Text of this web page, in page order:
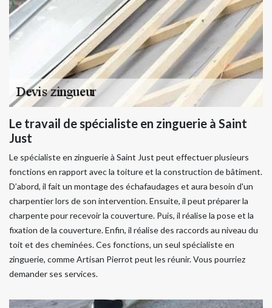
Le travail de spécialiste en zinguerie à Saint
Just
Le spécialiste en zinguerie à Saint Just peut effectuer plusieurs
fonctions en rapport avec la toiture et la construction de bâtiment.
D’abord, il fait un montage des échafaudages et aura besoin d'un
charpentier lors de son intervention. Ensuite, il peut préparer la
charpente pour recevoir la couverture. Puis, il réalise la pose et la
fixation de la couverture. Enfin, il réalise des raccords au niveau du
toit et des cheminées. Ces fonctions, un seul spécialiste en
zinguerie, comme Artisan Pierrot peut les réunir. Vous pourriez
demander ses services.